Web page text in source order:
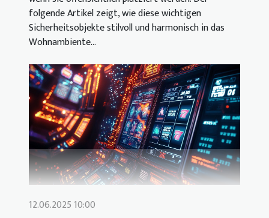
folgende Artikel zeigt, wie diese wichtigen
Sicherheitsobjekte stilvoll und harmonisch in das
Wohnambiente...
12.06.2025 10:00